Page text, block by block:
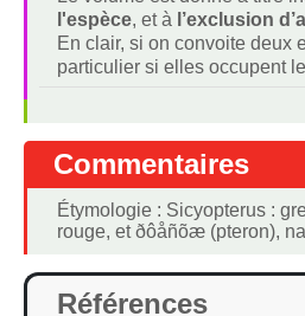
l'espèce, et à l’exclusion
En clair, si on convoite deux
particulier si elles occupent
Commentaires
Étymologie : Sicyopterus :
rouge, et ðôåñõæ (pteron),
Références